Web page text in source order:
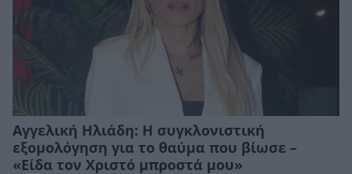
Αγγελική Ηλιάδη: Η συγκλονιστική
εξομολόγηση για το θαύμα που βίωσε –
«Είδα τον Χριστό μπροστά μου»